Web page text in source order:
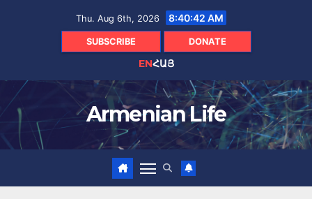
Thu. Aug 6th, 2026 8:40:43 AM
SUBSCRIBE DONATE
ENՀԱՅ
Armenian Life